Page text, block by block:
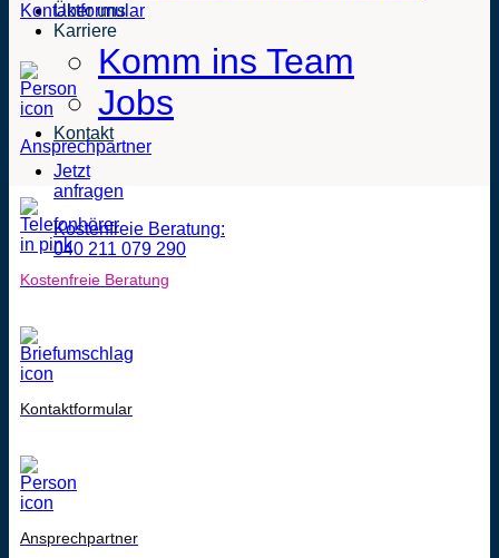
Über uns
Karriere
Komm ins Team
Jobs
Kontakt
Jetzt
anfragen
Kostenfreie Beratung:
040 211 079 290
Kontaktformular
Ansprechpartner
Kostenfreie Beratung
Kontaktformular
Ansprechpartner